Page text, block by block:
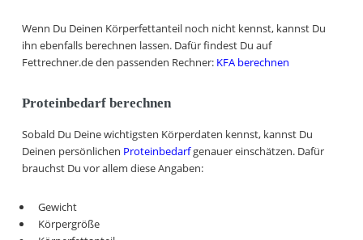
Wenn Du Deinen Körperfettanteil noch nicht kennst, kannst Du
ihn ebenfalls berechnen lassen. Dafür findest Du auf
Fettrechner.de den passenden Rechner: KFA berechnen
Proteinbedarf berechnen
Sobald Du Deine wichtigsten Körperdaten kennst, kannst Du
Deinen persönlichen Proteinbedarfgenauer einschätzen. Dafür
brauchst Du vor allem diese Angaben:
Gewicht
Körpergröße